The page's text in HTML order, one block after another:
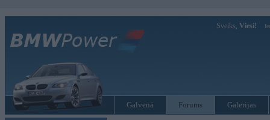
Sveiks, Viesi!
Galvenā Forums Galerijas